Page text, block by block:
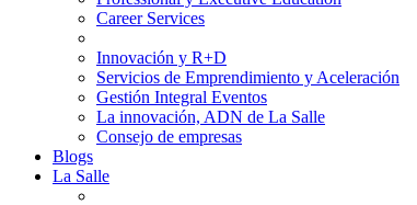
Career Services
Innovación y R+D
Servicios de Emprendimiento y Aceleración
Gestión Integral Eventos
La innovación, ADN de La Salle
Consejo de empresas
Blogs
La Salle